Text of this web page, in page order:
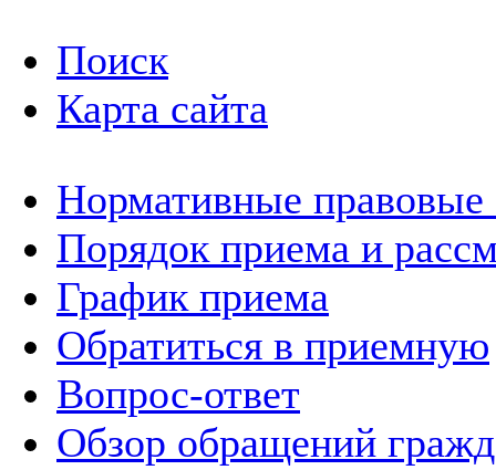
Поиск
Карта сайта
Нормативные правовые
Порядок приема и
График приема
Обратиться в приемную
Вопрос-ответ
Обзор обращений